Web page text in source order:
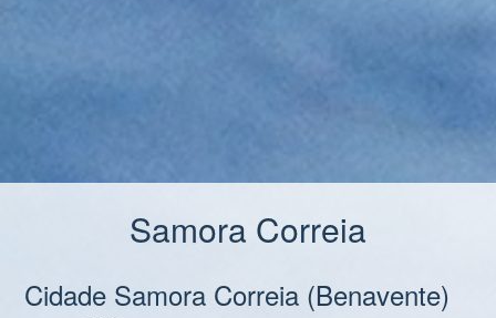
Samora Correia
Cidade Samora Correia (Benavente)